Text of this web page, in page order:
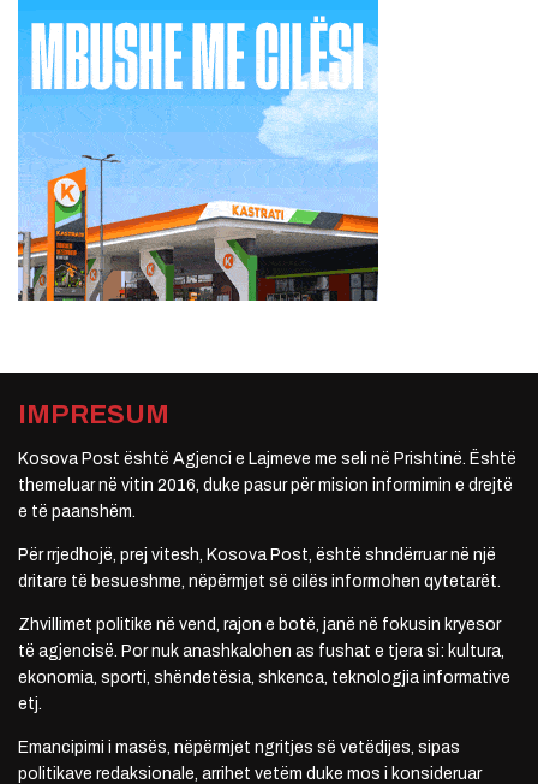
IMPRESUM
Kosova Post është Agjenci e Lajmeve me seli në Prishtinë. Është
themeluar në vitin 2016, duke pasur për mision informimin e drejtë
e të paanshëm.
Për rrjedhojë, prej vitesh, Kosova Post, është shndërruar në një
dritare të besueshme, nëpërmjet së cilës informohen qytetarët.
Zhvillimet politike në vend, rajon e botë, janë në fokusin kryesor
të agjencisë. Por nuk anashkalohen as fushat e tjera si: kultura,
ekonomia, sporti, shëndetësia, shkenca, teknologjia informative
etj.
Emancipimi i masës, nëpërmjet ngritjes së vetëdijes, sipas
politikave redaksionale, arrihet vetëm duke mos i konsideruar